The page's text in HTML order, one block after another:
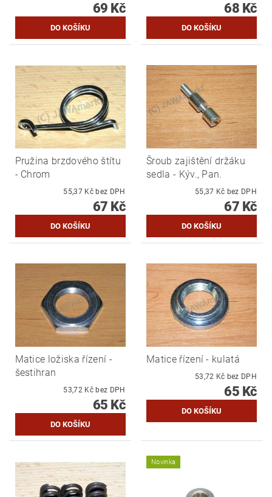
69 Kč 68 Kč
Pružina brzdového štítu
- Chrom
55,37 Kč bez DPH
67 Kč
Šroub zajištění držáku
sedla - Kýv., Pan.
55,37 Kč bez DPH
67 Kč
Matice ložiska řízení -
šestihran
53,72 Kč bez DPH
65 Kč
Matice řízení - kulatá
53,72 Kč bez DPH
65 Kč
Novinka